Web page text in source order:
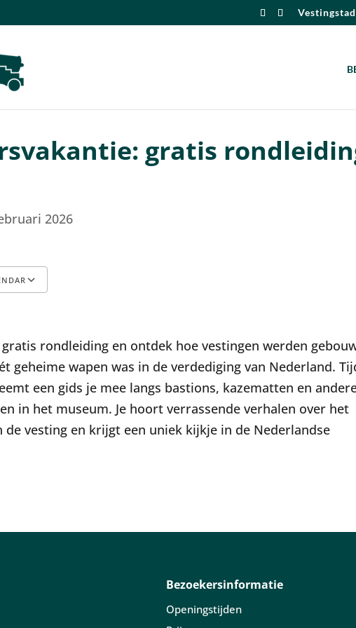
Vestingstad
gratis
2026
rondleiding en ontdek hoe vestingen werden
geheime wapen was in de verdediging van Nederland.
een gids je mee langs bastions, kazematten en
in het museum. Je hoort verrassende verhalen over het
de vesting en krijgt een uniek kijkje in de Nederlandse
Bezoekersinformatie
Openingstijden